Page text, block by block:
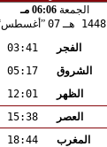
الجمعة 06:06 مـ
1448 هـ 07 أغسطس
الفجر
03:41
الشروق
05:17
الظهر
12:01
العصر
15:38
المغرب
18:44